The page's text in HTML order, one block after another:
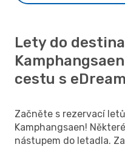
Lety do
cestu s
Začněte s rezervací
Kamphangsaen!
nástupem do letadla.